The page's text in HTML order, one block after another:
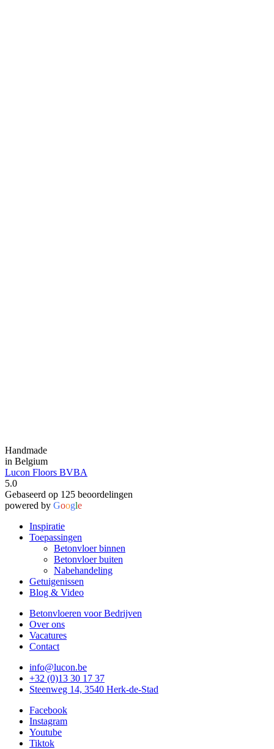
Handmade
in Belgium
Lucon Floors BVBA
5.0
Gebaseerd op 125 beoordelingen
powered by Google
Inspiratie
Toepassingen
Betonvloer binnen
Betonvloer buiten
Nabehandeling
Getuigenissen
Blog & Video
Betonvloeren voor Bedrijven
Over ons
Vacatures
Contact
info@lucon.be
+32 (0)13 30 17 37
Steenweg 14, 3540 Herk-de-Stad
Facebook
Instagram
Youtube
Tiktok